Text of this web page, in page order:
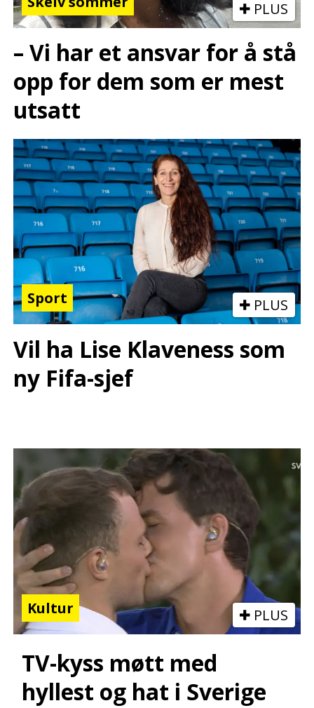
PLUS
– Vi har et ansvar for å stå
opp for dem som er mest
utsatt
Sport PLUS
Vil ha Lise Klaveness som
ny Fifa-sjef
Kultur PLUS
TV-kyss møtt med
hyllest og hat i Sverige